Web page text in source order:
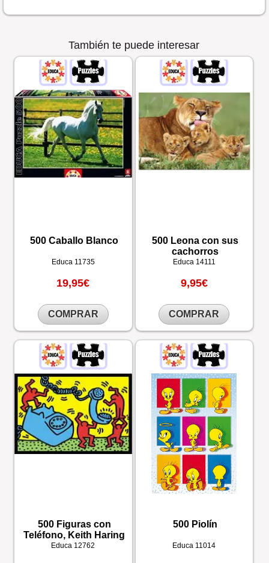
También te puede interesar
500 Caballo Blanco
Educa 11735
19,95€
COMPRAR
500 Leona con sus
cachorros
Educa 14111
9,95€
COMPRAR
500 Figuras con
Teléfono, Keith Haring
Educa 12762
500 Piolín
Educa 11014